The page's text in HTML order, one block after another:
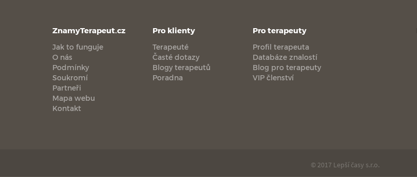
ZnamyTerapeut.cz
Jak to funguje
O nás
Podmínky
Soukromí
Partneři
Mapa webu
Kontakt
Pro klienty
Terapeuté
Časté dotazy
Blogy terapeutů
Poradna
Pro terapeuty
Profil terapeuta
Databáze znalostí
Blog pro terapeuty
VIP členství
© 2017 Lepší časy s.r.o.